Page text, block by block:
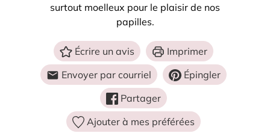
surtout moelleux pour le plaisir de nos
papilles.
Écrire un avis
Imprimer
Envoyer par courriel
Épingler
Partager
Ajouter à mes préférées